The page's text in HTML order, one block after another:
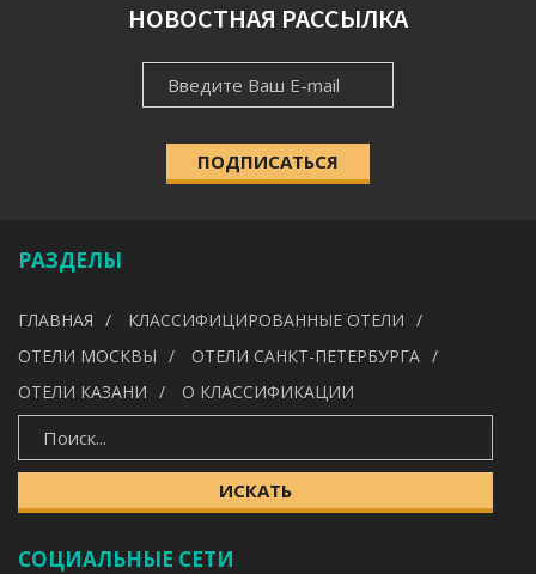
НАСЕЛЁННЫЙ ПУНКТ
ИСКАТЬ
НОВОСТНАЯ РАССЫЛКА
ПОДПИСАТЬСЯ
РАЗДЕЛЫ
ГЛАВНАЯ
КЛАССИФИЦИРОВАННЫЕ ОТЕЛИ
ОТЕЛИ МОСКВЫ
ОТЕЛИ САНКТ-ПЕТЕРБУРГА
ОТЕЛИ КАЗАНИ
О КЛАССИФИКАЦИИ
ИСКАТЬ
СОЦИАЛЬНЫЕ СЕТИ